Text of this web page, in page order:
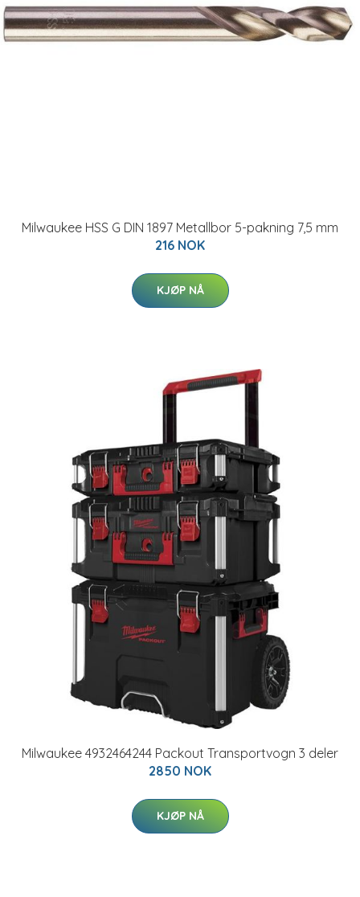
Milwaukee HSS G DIN 1897 Metallbor 5-pakning 7,5 mm
216 NOK
KJØP NÅ
Milwaukee 4932464244 Packout Transportvogn 3 deler
2850 NOK
KJØP NÅ